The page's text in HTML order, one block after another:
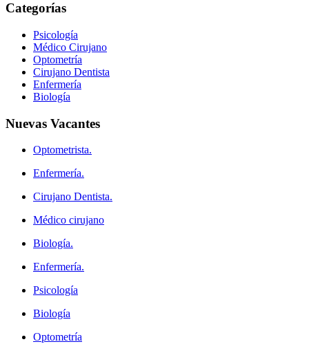
Categorías
Psicología
Médico Cirujano
Optometría
Cirujano Dentista
Enfermería
Biología
Nuevas Vacantes
Optometrista.
Enfermería.
Cirujano Dentista.
Médico cirujano
Biología.
Enfermería.
Psicología
Biología
Optometría